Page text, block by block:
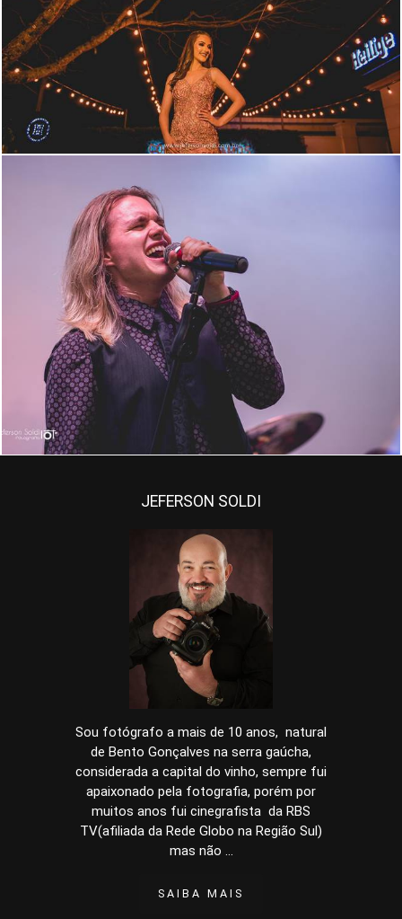
1414 59
1420 144
JEFERSON SOLDI
Sou fotógrafo a mais de 10 anos, natural
de Bento Gonçalves na serra gaúcha,
considerada a capital do vinho, sempre fui
apaixonado pela fotografia, porém por
muitos anos fui cinegrafista da RBS
TV(afiliada da Rede Globo na Região Sul)
mas não ...
SAIBA MAIS